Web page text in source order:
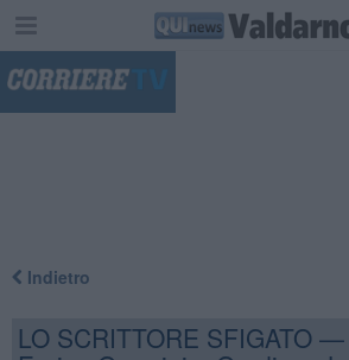
Indietro
LO SCRITTORE SFIGATO